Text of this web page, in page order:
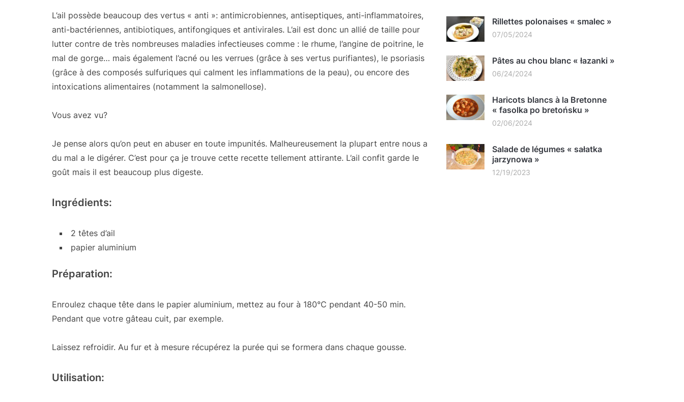
L’ail possède beaucoup des vertus « anti »: antimicrobiennes, antiseptiques, anti-inflammatoires,
anti-bactériennes, antibiotiques, antifongiques et antivirales. L’ail est donc un allié de taille pour
lutter contre de très nombreuses maladies infectieuses comme : le rhume, l’angine de poitrine, le
mal de gorge… mais également l’acné ou les verrues (grâce à ses vertus purifiantes), le psoriasis
(grâce à des composés sulfuriques qui calment les inflammations de la peau), ou encore des
intoxications alimentaires (notamment la salmonellose).
Vous avez vu?
Je pense alors qu’on peut en abuser en toute impunités. Malheureusement la plupart entre nous a
du mal a le digérer. C’est pour ça je trouve cette recette tellement attirante. L’ail confit garde le
goût mais il est beaucoup plus digeste.
Ingrédients:
2 têtes d’ail
papier aluminium
Préparation:
Enroulez chaque tête dans le papier aluminium, mettez au four à 180°C pendant 40-50 min.
Pendant que votre gâteau cuit, par exemple.
Laissez refroidir. Au fur et à mesure récupérez la purée qui se formera dans chaque gousse.
Utilisation:
Rillettes polonaises « smalec »
07/05/2024
Pâtes au chou blanc « łazanki »
06/24/2024
Haricots blancs à la Bretonne
« fasolka po bretońsku »
02/06/2024
Salade de légumes « sałatka
jarzynowa »
12/19/2023